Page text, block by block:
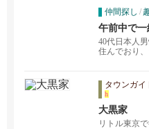
仲間探し /
午前中で
きるかた
40代日本人
住んでおり
タウンガイ
h
大黒家
リトル東京